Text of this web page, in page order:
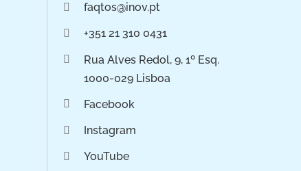
faqtos@inov.pt
+351 21 310 0431
Rua Alves Redol, 9, 1º Esq.
1000-029 Lisboa
Facebook
Instagram
YouTube